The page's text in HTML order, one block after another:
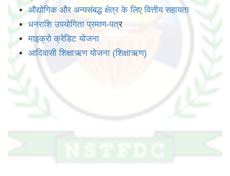
औद्योगिक और अन्यसंबद्ध क्षेत्र के लिए वित्तीय सहायता
धनराशि उपयोगिता प्रमाण-पत्र
माइक्रो क्रेडिट योजना
आदिवासी शिक्षाऋण योजना (शिक्षाऋण)